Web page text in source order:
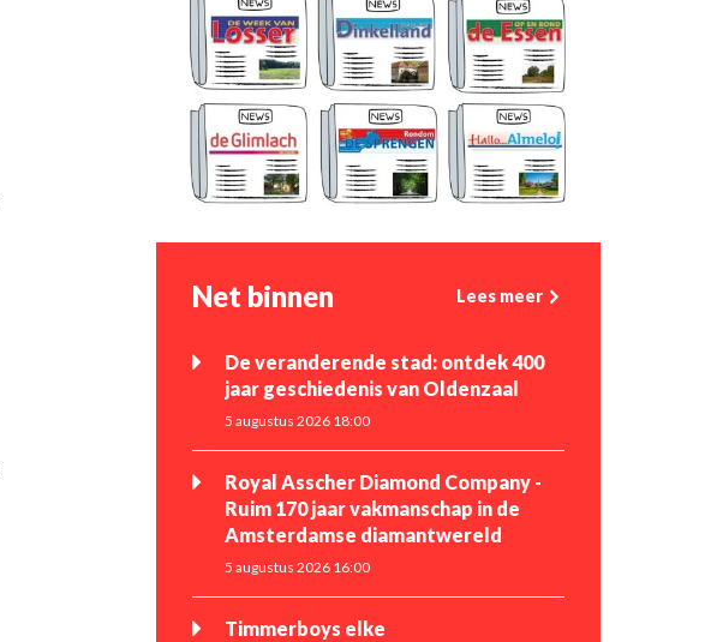
Net binnen Lees meer
De veranderende stad: ontdek 400
jaar geschiedenis van Oldenzaal
5 augustus 2026 18:00
Royal Asscher Diamond Company -
Ruim 170 jaar vakmanschap in de
Amsterdamse diamantwereld
5 augustus 2026 16:00
Timmerboys elke